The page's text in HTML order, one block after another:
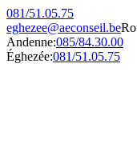
081/51.05.75
eghezee@aeconseil.be
Andenne:085/84.30.00
Éghezée:081/51.05.75